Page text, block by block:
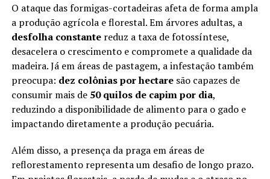
O ataque das formigas-cortadeiras afeta de forma ampla
a produção agrícola e florestal. Em árvores adultas, a
desfolha constantereduz a taxa de fotossíntese,
desacelera o crescimento e compromete a qualidade da
madeira. Já em áreas de pastagem, a infestação também
preocupa: dez colônias por hectaresão capazes de
consumir mais de 50 quilos de capim por dia,
reduzindo a disponibilidade de alimento para o gado e
impactando diretamente a produção pecuária.
Além disso, a presença da praga em áreas de
reflorestamento representa um desafio de longo prazo.